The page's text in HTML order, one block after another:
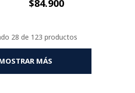
$84.900
28 de 123
MÁS